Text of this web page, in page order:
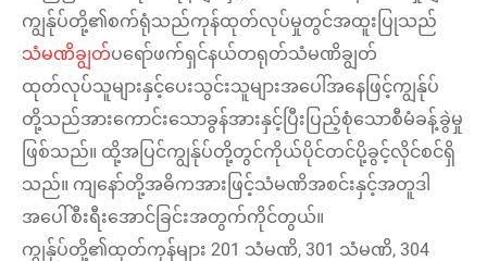
ကျွန်ုပ်တို့၏စက်ရုံသည်ကုန်ထုတ်လုပ်မှုတွင်အထူးပြုသည်
သံမဏိချွတ်ပရော်ဖက်ရှင်နယ်တရုတ်သံမဏိချွတ်
ထုတ်လုပ်သူများနှင့်ပေးသွင်းသူများအပေါ်အနေဖြင့်ကျွန်ုပ်
တို့သည်အားကောင်းသောခွန်အားနှင့်ပြီးပြည့်စုံသောစီမံခန့်ခွဲမှု
ဖြစ်သည်။ ထို့အပြင်ကျွန်ုပ်တို့တွင်ကိုယ်ပိုင်တင်ပို့ခွင့်လိုင်စင်ရှိ
သည်။ ကျနော်တို့အဓိကအားဖြင့်သံမဏိအစင်းနှင့်အတူဒါ
အပေါ်စီးရီးအောင်ခြင်းအတွက်ကိုင်တွယ်။
ကျွန်ုပ်တို့၏ထုတ်ကုန်များ 201 သံမဏိ, 301 သံမဏိ, 304